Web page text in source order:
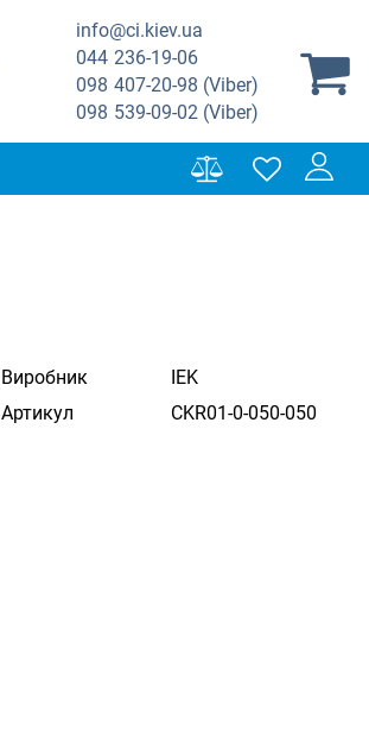
info@ci.kiev.ua
044 236-19-06
098 407-20-98 (Viber)
098 539-09-02 (Viber)
Виробник
IEK
Артикул
CKR01-0-050-050